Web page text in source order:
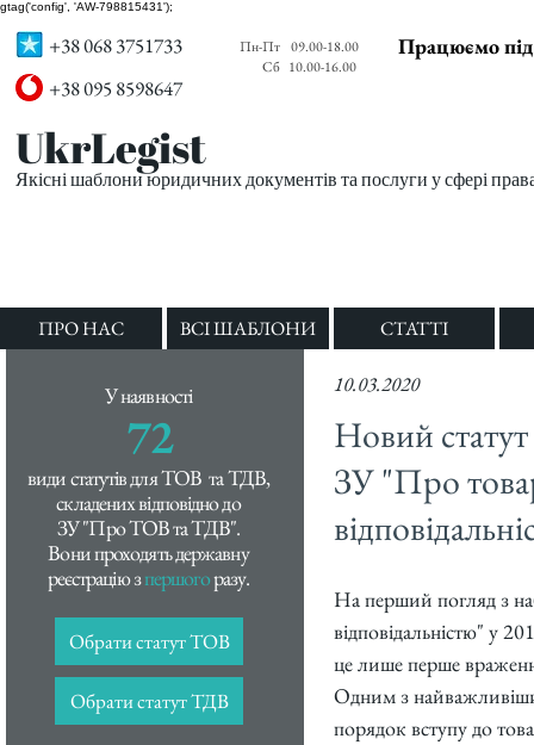
gtag('config', 'AW-798815431');
+38 068 3751733
+38 095 8598647
Пн-Пт
Сб
09.00-18.00
10.00-16.00
Працюємо
UkrLegist
Якісні шаблони юридичних документів та послуги у сфері
ПРО НАС ВСІ ШАБЛОНИ СТАТТІ
У наявності
72
види статутів для ТОВ та ТДВ,
складених відповідно до
ЗУ "Про ТОВ та ТДВ".
Вони проходять державну
реєстрацію зпершогоразу.
Обрати статут ТОВ
Обрати статут ТДВ
10.03.2020
Новий статут
ЗУ "Про
На перший погляд з
відповідальністю" у
це лише перше
Одним з
порядок вступу до